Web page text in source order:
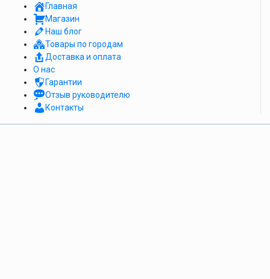
Главная
Магазин
Наш блог
Товары по городам
Доставка и оплата
О нас
Гарантии
Отзыв руководителю
Контакты